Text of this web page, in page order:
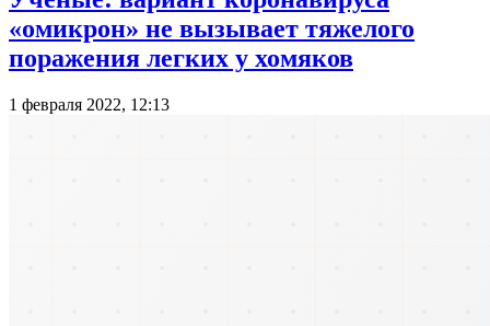
«омикрон» не вызывает тяжелого
поражения легких у хомяков
1 февраля 2022, 12:13